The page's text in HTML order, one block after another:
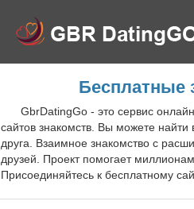
Бесплатные
GbrDatingGo - это сервис
сайтов знакомств. Вы можете найти
друга. Взаимное знакомство с
друзей. Проект помогает
Присоединяйтесь к бесплатному